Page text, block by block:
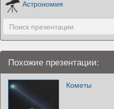
Астрономия
Похожие презентации:
Кометы